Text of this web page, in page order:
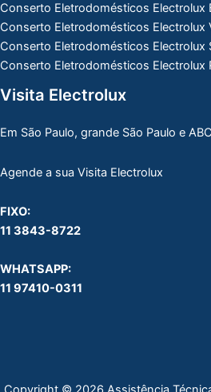
Conserto Eletrodomésticos Electrolux
Conserto Eletrodomésticos Electrolux
Conserto Eletrodomésticos Electrolux
Conserto Eletrodomésticos Electrolux
Visita Electrolux
Em São Paulo, grande São Paulo e
Agende a sua Visita Electrolux
FIXO:
11 3843-8722
WHATSAPP:
11 97410-0311